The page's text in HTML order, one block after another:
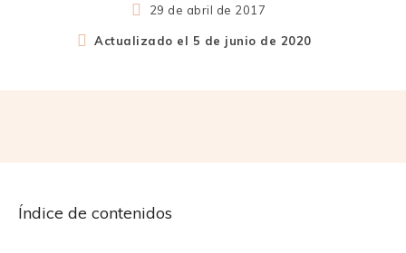
29 de abril de 2017
Actualizado el 5 de junio de 2020
Índice de contenidos